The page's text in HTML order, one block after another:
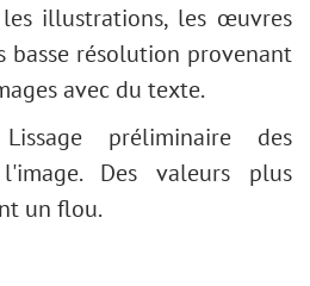
illustrations, les œuvres
basse résolution provenant
avec du texte.
préliminaire des
Des valeurs plus
un flou.